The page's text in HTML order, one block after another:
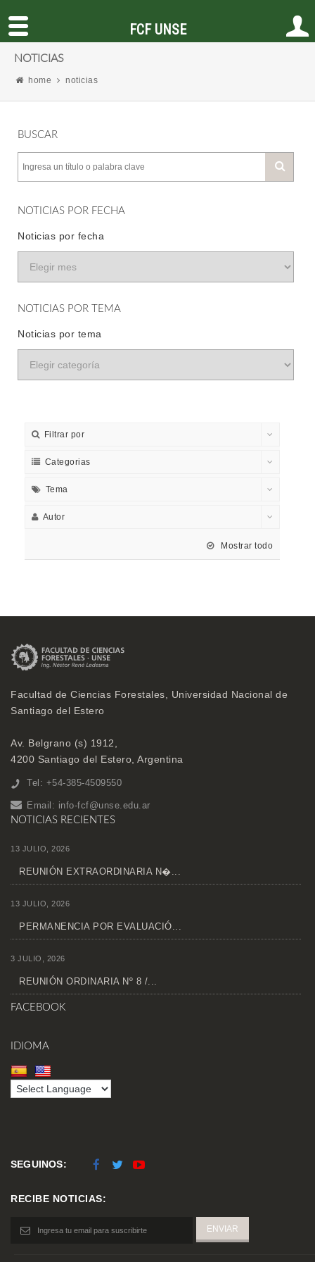
NOTICIAS
home noticias
BUSCAR
NOTICIAS POR FECHA
Noticias por fecha
NOTICIAS POR TEMA
Noticias por tema
Filtrar por
Categorias
Tema
Autor
Mostrar todo
Facultad de Ciencias Forestales, Universidad Nacional de
Santiago del Estero
Av. Belgrano (s) 1912,
4200 Santiago del Estero, Argentina
Tel: +54-385-4509550
Email: info-fcf@unse.edu.ar
NOTICIAS RECIENTES
13 JULIO, 2026
REUNIÓN EXTRAORDINARIA N�...
13 JULIO, 2026
PERMANENCIA POR EVALUACIÓ...
3 JULIO, 2026
REUNIÓN ORDINARIA Nº 8 /...
FACEBOOK
IDIOMA
SEGUINOS:
RECIBE NOTICIAS:
FCF UNSE